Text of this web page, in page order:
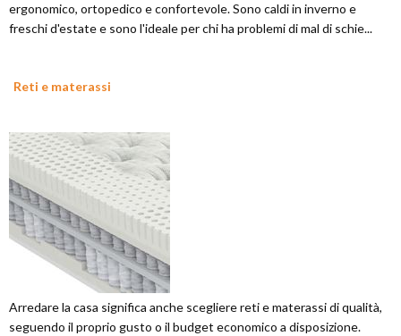
ergonomico, ortopedico e confortevole. Sono caldi in inverno e
freschi d'estate e sono l'ideale per chi ha problemi di mal di schie...
Reti e materassi
Arredare la casa significa anche scegliere reti e materassi di qualità,
seguendo il proprio gusto o il budget economico a disposizione.